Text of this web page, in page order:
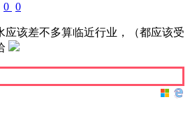
0 0
应该差不多算临近行业，（都应该受